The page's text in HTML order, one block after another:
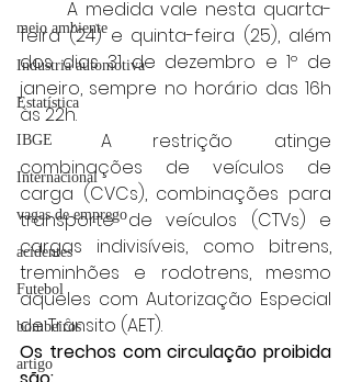
meio ambiente
Industria automotiva
Estatística
IBGE
Internacional
vagas de emprego
acidentes
Futebol
bombeiros
artigo
feira (24) e quinta-feira (25), além
dos dias 31 de dezembro e 1º de
janeiro, sempre no horário das 16h
às 22h.
	A restrição atinge
combinações de veículos de
carga (CVCs), combinações para
transporte de veículos (CTVs) e
cargas indivisíveis, como bitrens,
treminhões e rodotrens, mesmo
aqueles com Autorização Especial
de Trânsito (AET).
Os trechos com circulação proibida